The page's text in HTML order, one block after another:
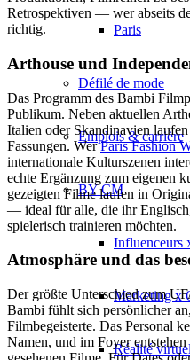
Paris
Défilé de mode
Emplois & carrière
BY CM
Influenceurs
Marketing x
Réalité
Retrospektiven — wer abseits
richtig.
Arthouse und
Das Programm des Bambi
Publikum. Neben aktuellen
Italien oder Skandinavien
Fassungen. WerParis Fashion
internationale Kulturszenen
echte Ergänzung zum eigenen
gezeigten Filme laufen in
— ideal für alle, die ihr
spielerisch trainieren möchten.
Atmosphäre und das
Der größte Unterschied zum
Bambi fühlt sich persönlicher
Filmbegeisterte. Das Personal
Namen, und im Foyer